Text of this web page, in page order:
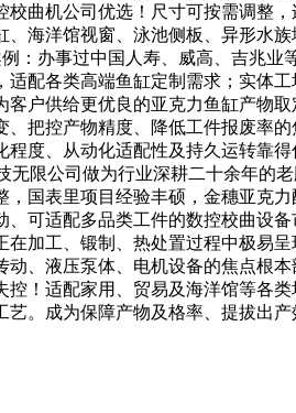
曲机公司优选！尺寸可按需调整
海洋馆视窗、泳池侧板、异形水
：办事过中国人寿、威高、吉兆
配各类高端鱼缸定制需求；实体
户供给更优良的亚克力鱼缸产物
把控产物精度、降低工件报废
度、从动化适配性及持久运转靠
无限公司做为行业深耕二十余年
国表里项目经验丰硕，金穗亚克
可适配多品类工件的数控校曲设
加工、锻制、热处置过程中极易
、液压泵体、电机设备的焦点根
！适配家用、贸易及海洋馆等各
。成为保障产物及格率、提拔出